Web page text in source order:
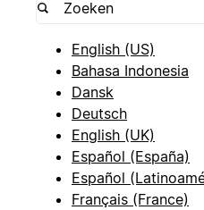
English (US)
Bahasa Indonesia
Dansk
Deutsch
English (UK)
Español (España)
Español
Français (France)